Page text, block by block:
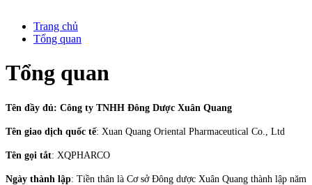
Trang chủ
Tổng quan
Tổng quan
Tên đầy đủ: Công ty TNHH Đông Dược Xuân Quang
Tên giao dịch quốc tế: Xuan Quang Oriental Pharmaceutical Co., Ltd
Tên gọi tắt: XQPHARCO
Ngày thành lập: Tiền thân là Cơ sở Đông dược Xuân Quang thành lập năm